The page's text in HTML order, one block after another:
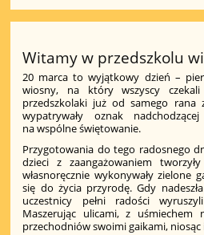
Witamy w przedszkolu
20 marca to wyjątkowy dzień –
wiosny, na który wszyscy czekali
przedszkolaki już od samego rana
wypatrywały oznak
na wspólne świętowanie.
Przygotowania do tego radosnego
dzieci z zaangażowaniem
własnoręcznie wykonywały zielone
się do życia przyrodę. Gdy
uczestnicy pełni radości
Maszerując ulicami, z uśmiechem
przechodniów swoimi gaikami,